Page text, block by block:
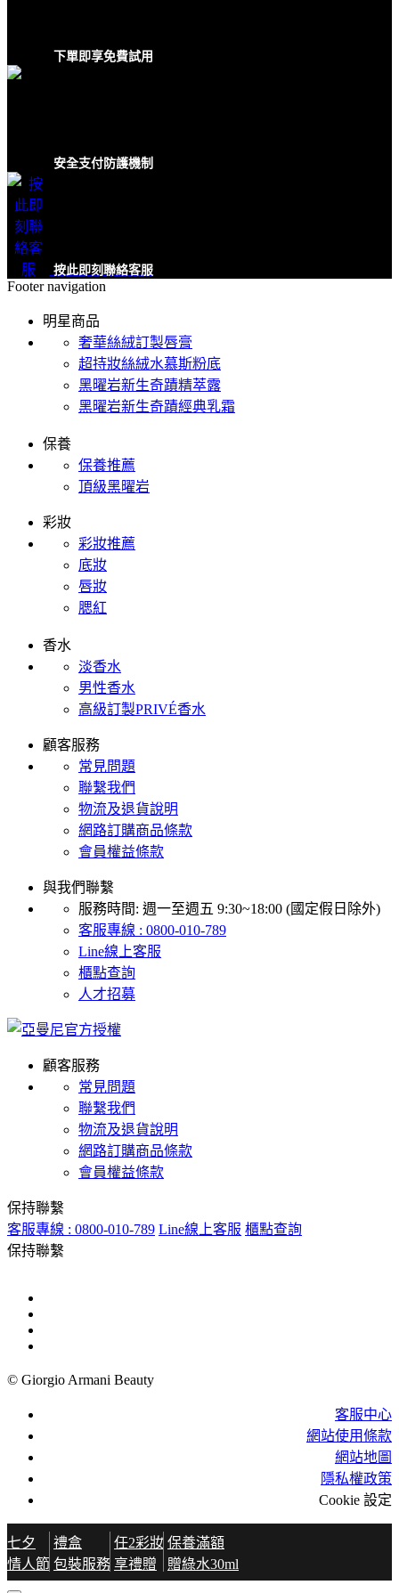
下單即享免費試用
安全支付防護機制
按此即刻聯絡客服
Footer navigation
明星商品
奢華絲絨訂製唇膏
超持妝絲絨水慕斯粉底
黑曜岩新生奇蹟精萃露
黑曜岩新生奇蹟經典乳霜
保養
保養推薦
頂級黑曜岩
彩妝
彩妝推薦
底妝
唇妝
腮紅
香水
淡香水
男性香水
高級訂製PRIVÉ香水
顧客服務
常見問題
聯繫我們
物流及退貨說明
網路訂購商品條款
會員權益條款
與我們聯繫
服務時間: 週一至週五 9:30~18:00 (國定假日除外)
客服專線 : 0800-010-789
Line線上客服
櫃點查詢
人才招募
顧客服務
常見問題
聯繫我們
物流及退貨說明
網路訂購商品條款
會員權益條款
保持聯繫
客服專線 : 0800-010-789 Line線上客服 櫃點查詢
保持聯繫
© Giorgio Armani Beauty
客服中心
網站使用條款
網站地圖
隱私權政策
Cookie 設定
七夕
情人節
禮盒
包裝服務
任2彩妝
享禮贈
保養滿額
贈綠水30ml